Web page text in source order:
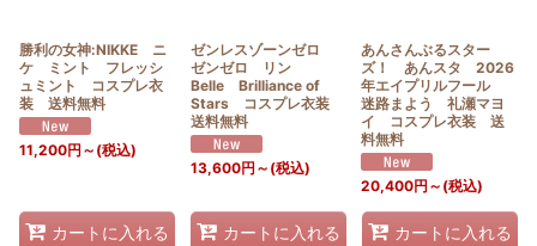
勝利の女神:NIKKE ニ
ケ ミント フレッシ
ュミント コスプレ衣
装 送料無料
11,200円 ～ (税込)
カートに入れる
ゼンレスゾーンゼロ
ゼンゼロ リン
Belle Brilliance of
Stars コスプレ衣装
送料無料
13,600円 ～ (税込)
カートに入れる
あんさんぶるスター
ズ！ あんスタ 2026
年エイプリルフール
迷路まよう 礼瀬マヨ
イ コスプレ衣装 送
料無料
20,400円 ～ (税込)
カートに入れる